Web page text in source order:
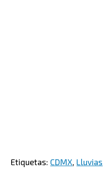
Etiquetas: CDMX Lluvias